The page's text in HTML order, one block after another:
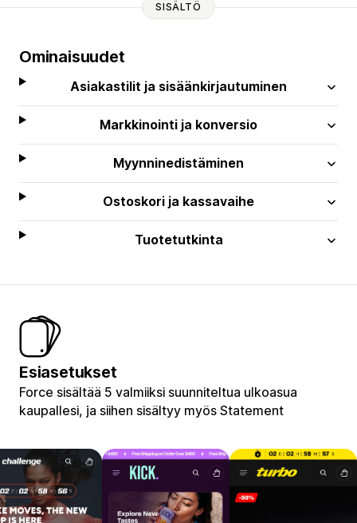
SISÄLTÖ
Ominaisuudet
Asiakastilit ja sisäänkirjautuminen
Markkinointi ja konversio
Myynninedistäminen
Ostoskori ja kassavaihe
Tuotetutkinta
Esiasetukset
Force sisältää 5 valmiiksi suunniteltua ulkoasua
kaupallesi, ja siihen sisältyy myös Statement